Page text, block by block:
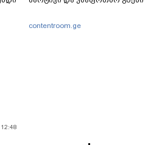
contentroom.ge